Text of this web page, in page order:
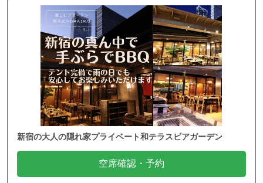
新宿の大人の隠れ家プライベート和テラスビアガーデン
空席確認・予約